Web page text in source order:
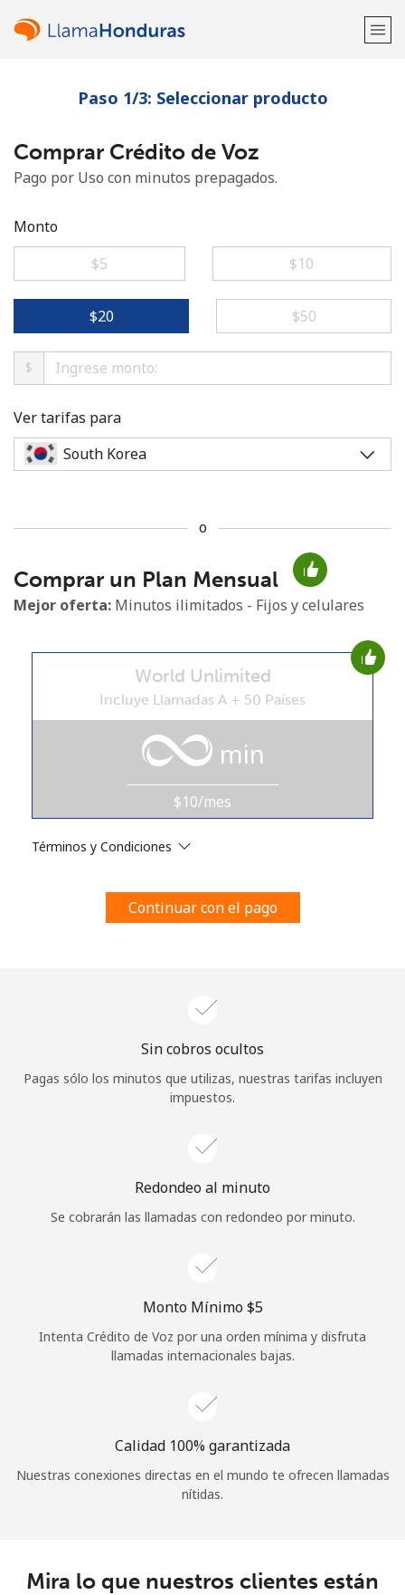
¡Bienvenido!
¿Ya tienes una cuenta?Inicia sesión →
No se ha creado una contraseña
Mínimo 8 caracteres
Una letra mayúscula y una minúscula
Un número
estosTérminos y condiciones.
Únete
¡Hola!
Inicia sesión oREGÍSTRATE →
¿Olvidaste tu contraseña? →
Continuar con
Paso 1/3: Seleccionar producto
Comprar Crédito de Voz
Pago por Uso con minutos prepagados.
Monto
⁦$5⁩
⁦$10⁩
⁦$20⁩ ⁦$50⁩
$
Ver tarifas para
o
Comprar un Plan Mensual
Mejor oferta: Minutos ilimitados - Fijos y celulares
World Unlimited
Incluye Llamadas A + 50 Países
min
$10/mes
Términos y Condiciones
Continuar con el pago
Sin cobros ocultos
Pagas sólo los minutos que utilizas, nuestras tarifas incluyen
impuestos.
Redondeo al minuto
Se cobrarán las llamadas con redondeo por minuto.
Monto Mínimo ⁦$5⁩
Intenta Crédito de Voz por una orden mínima y disfruta
llamadas internacionales bajas.
Calidad 100% garantizada
Nuestras conexiones directas en el mundo te ofrecen llamadas
nítidas.
Mira lo que nuestros clientes están